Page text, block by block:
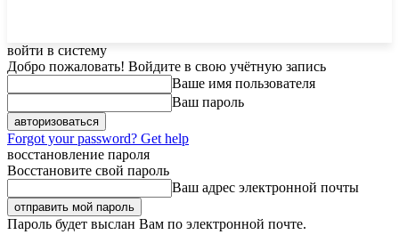
войти в систему
Добро пожаловать! Войдите в свою учётную запись
Ваше имя пользователя
Ваш пароль
Forgot your password? Get help
восстановление пароля
Восстановите свой пароль
Ваш адрес электронной почты
Пароль будет выслан Вам по электронной почте.